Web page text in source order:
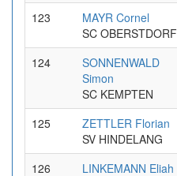
123
MAYR Cornel
SC OBERSTDORF
124
SONNENWALD
Simon
SC KEMPTEN
125
ZETTLER Florian
SV HINDELANG
126
LINKEMANN Eliah